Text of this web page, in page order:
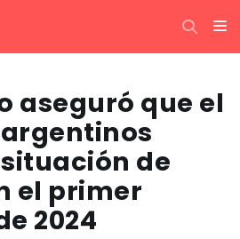
aseguró que el
argentinos
de
el primer
2024